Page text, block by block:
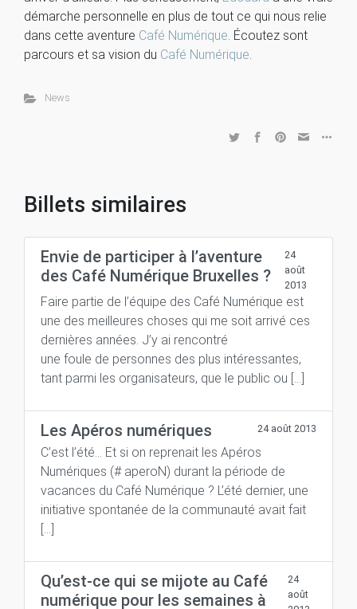
démarche personnelle en plus de tout ce qui nous relie
dans cette aventure Café Numérique. Écoutez sont
parcours et sa vision du Café Numérique.
News
Billets similaires
Envie de participer à l’aventure
des Café Numérique Bruxelles ?
24
août
2013
Faire partie de l’équipe des Café Numérique est
une des meilleures choses qui me soit arrivé ces
dernières années. J’y ai rencontré
une foule de personnes des plus intéressantes,
tant parmi les organisateurs, que le public ou […]
Les Apéros numériques 24 août 2013
C’est l’été… Et si on reprenait les Apéros
Numériques (# aperoN) durant la période de
vacances du Café Numérique ? L’été dernier, une
initiative spontanée de la communauté avait fait
[…]
Qu’est-ce qui se mijote au Café
numérique pour les semaines à
24
août